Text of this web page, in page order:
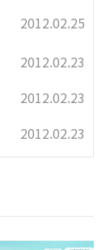
2012.02.25
2012.02.23
2012.02.23
2012.02.23